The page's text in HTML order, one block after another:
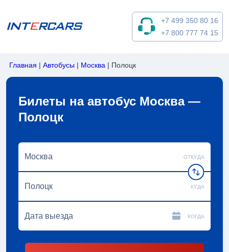
+7 499 350 80 16
+7 800 777 74 15
Главная |Автобусы | Москва | Полоцк
Билеты на автобус Москва —
Полоцк
ОТКУДА
КУДА
КОГДА